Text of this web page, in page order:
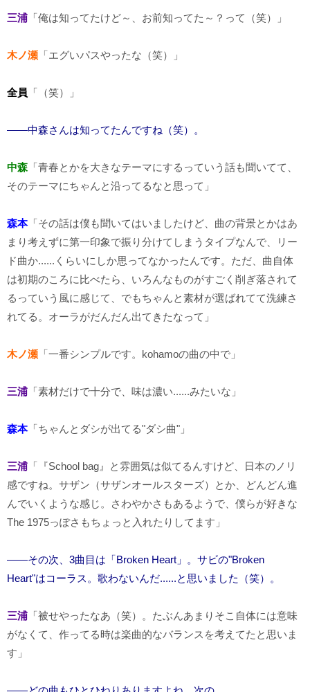
三浦 「俺は知ってたけど～、お前知ってた～？って（笑）」
木ノ瀬 「エグいパスやったな（笑）」
全員 「（笑）」
――中森さんは知ってたんですね（笑）。
中森 「青春とかを大きなテーマにするっていう話も聞いてて、
そのテーマにちゃんと沿ってるなと思って」
森本「その話は僕も聞いてはいましたけど、曲の背景とかはあ
まり考えずに第一印象で振り分けてしまうタイプなんで、リー
ド曲か......くらいにしか思ってなかったんです。ただ、曲自体
は初期のころに比べたら、いろんなものがすごく削ぎ落されて
るっていう風に感じて、でもちゃんと素材が選ばれてて洗練さ
れてる。オーラがだんだん出てきたなって」
木ノ瀬 「一番シンプルです。kohamoの曲の中で」
三浦 「素材だけで十分で、味は濃い......みたいな」
森本「ちゃんとダシが出てる"ダシ曲"」
三浦 「『School bag』と雰囲気は似てるんすけど、日本のノリ
感ですね。サザン（サザンオールスターズ）とか、どんどん進
んでいくような感じ。さわやかさもあるようで、僕らが好きな
The 1975っぽさもちょっと入れたりしてます」
――その次、3曲目は「Broken Heart」。サビの"Broken
Heart"はコーラス。歌わないんだ......と思いました（笑）。
三浦 「被せやったなあ（笑）。たぶんあまりそこ自体には意味
がなくて、作ってる時は楽曲的なバランスを考えてたと思いま
す」